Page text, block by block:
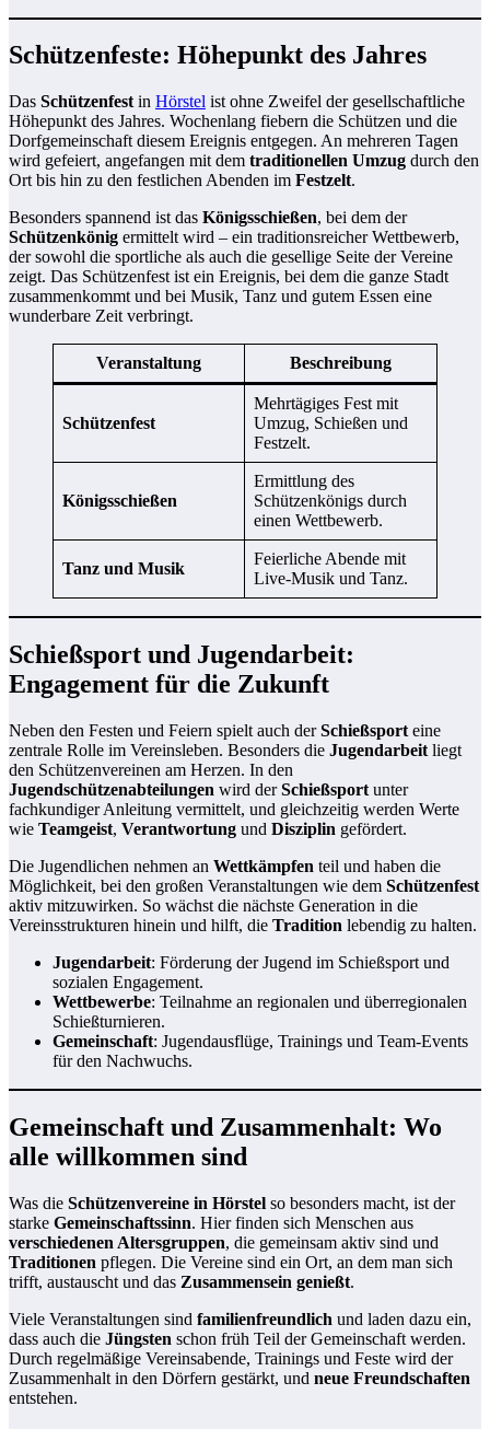
Schützenfeste: Höhepunkt des Jahres
Das Schützenfest in Hörstel ist ohne Zweifel der gesellschaftliche
Höhepunkt des Jahres. Wochenlang fiebern die Schützen und die
Dorfgemeinschaft diesem Ereignis entgegen. An mehreren Tagen
wird gefeiert, angefangen mit dem traditionellen Umzug durch den
Ort bis hin zu den festlichen Abenden im Festzelt.
Besonders spannend ist das Königsschießen, bei dem der
Schützenkönig ermittelt wird – ein traditionsreicher Wettbewerb,
der sowohl die sportliche als auch die gesellige Seite der Vereine
zeigt. Das Schützenfest ist ein Ereignis, bei dem die ganze Stadt
zusammenkommt und bei Musik, Tanz und gutem Essen eine
wunderbare Zeit verbringt.
Veranstaltung Beschreibung
Schützenfest
Mehrtägiges Fest mit
Umzug, Schießen und
Festzelt.
Königsschießen
Ermittlung des
Schützenkönigs durch
einen Wettbewerb.
Tanz und Musik
Feierliche Abende mit
Live-Musik und Tanz.
Schießsport und Jugendarbeit:
Engagement für die Zukunft
Neben den Festen und Feiern spielt auch derSchießsport eine
zentrale Rolle im Vereinsleben. Besonders die Jugendarbeit liegt
den Schützenvereinen am Herzen. In den
Jugendschützenabteilungen wird derSchießsport unter
fachkundiger Anleitung vermittelt, und gleichzeitig werden Werte
wie Teamgeist, Verantwortung und Disziplin gefördert.
Die Jugendlichen nehmen an Wettkämpfen teil und haben die
Möglichkeit, bei den großen Veranstaltungen wie dem Schützenfest
aktiv mitzuwirken. So wächst die nächste Generation in die
Vereinsstrukturen hinein und hilft, die Tradition lebendig zu halten.
Jugendarbeit: Förderung der Jugend im Schießsport und
sozialen Engagement.
Wettbewerbe: Teilnahme an regionalen und überregionalen
Schießturnieren.
Gemeinschaft: Jugendausflüge, Trainings und Team-Events
für den Nachwuchs.
Gemeinschaft und Zusammenhalt: Wo
alle willkommen sind
Was die Schützenvereine in Hörstel so besonders macht, ist der
starke Gemeinschaftssinn. Hier finden sich Menschen aus
verschiedenen Altersgruppen, die gemeinsam aktiv sind und
Traditionen pflegen. Die Vereine sind ein Ort, an dem man sich
trifft, austauscht und das Zusammensein genießt.
Viele Veranstaltungen sind familienfreundlich und laden dazu ein,
dass auch die Jüngsten schon früh Teil der Gemeinschaft werden.
Durch regelmäßige Vereinsabende, Trainings und Feste wird der
Zusammenhalt in den Dörfern gestärkt, und neue Freundschaften
entstehen.